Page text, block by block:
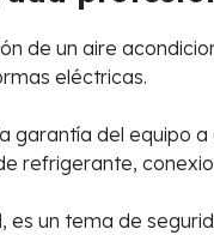
de un aire
eléctricas.
garantía del equipo
refrigerante,
es un tema de